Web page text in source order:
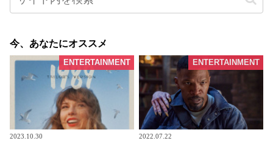
今、あなたにオススメ
2023.10.30
ENTERTAINMENT
2022.07.22
ENTERTAINMENT